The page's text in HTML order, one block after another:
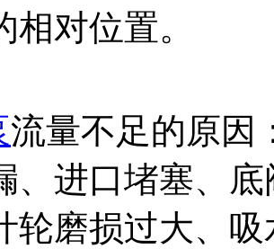
相对位置。
流量不足的原因
、进口堵塞、
轮磨损过大、